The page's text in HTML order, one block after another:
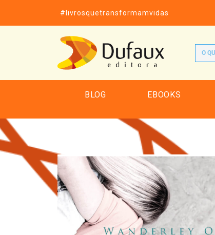
#livrosquetransformamvidas
BLOG EBOOKS